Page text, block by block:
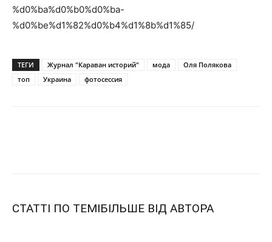
%d0%ba%d0%b0%d0%ba-
%d0%be%d1%82%d0%b4%d1%8b%d1%85/
ТЕГИ Журнал "Караван историй" мода
Оля Полякова
топ
Украина фотосессия
СТАТТІ ПО ТЕМІБІЛЬШЕ ВІД АВТОРА